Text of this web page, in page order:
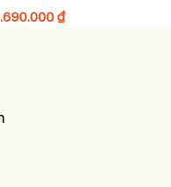
sử dụng.
bền đẹp.
ẩm.
₫